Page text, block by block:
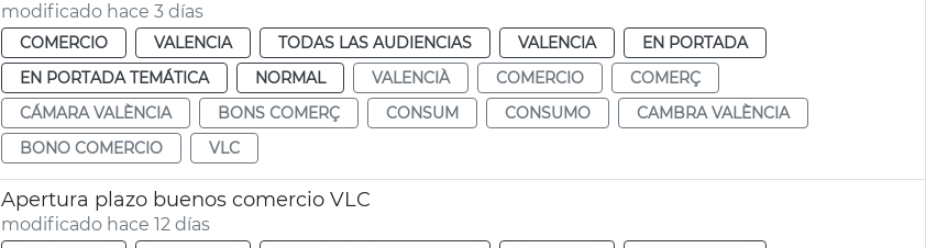
modificado hace 3 días
COMERCIO VALENCIA TODAS LAS AUDIENCIAS VALENCIA
EN PORTADA
EN PORTADA TEMÁTICA
NORMAL VALENCIÀ COMERCIO
COMERÇ
CÁMARA VALÈNCIA
BONS COMERÇ CONSUM CONSUMO
CAMBRA VALÈNCIA
BONO COMERCIO
VLC
Apertura plazo buenos comercio VLC
modificado hace 12 días